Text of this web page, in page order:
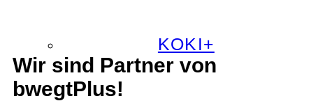
KOKI+
Wir sind Partner von
bwegtPlus!